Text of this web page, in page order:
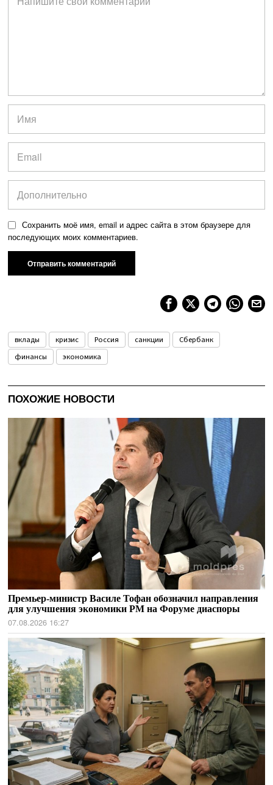
Сохранить моё имя, email и адрес сайта в этом браузере для
последующих моих комментариев.
вклады кризис Россия санкции
Сбербанк
финансы
экономика
ПОХОЖИЕ НОВОСТИ
Премьер-министр Василе Тофан обозначил направления
для улучшения экономики РМ на Форуме диаспоры
07.08.2026 16:27